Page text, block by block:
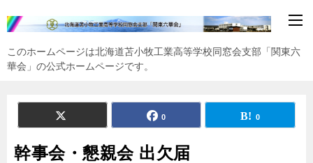
このホームページは北海道苫小牧工業高等学校同窓会支部「関東六
華会」の公式ホームページです。
0 0
幹事会・懇親会 出欠届